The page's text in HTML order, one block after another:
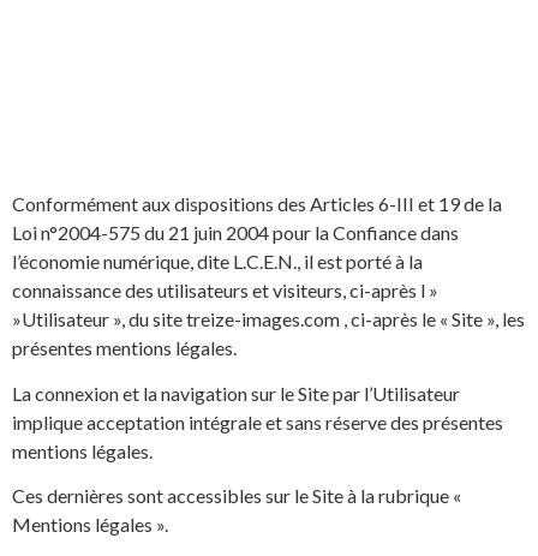
Conformément aux dispositions des Articles 6-III et 19 de la
Loi n°2004-575 du 21 juin 2004 pour la Confiance dans
l’économie numérique, dite L.C.E.N., il est porté à la
connaissance des utilisateurs et visiteurs, ci-après l »
»Utilisateur », du site treize-images.com , ci-après le « Site », les
présentes mentions légales.
La connexion et la navigation sur le Site par l’Utilisateur
implique acceptation intégrale et sans réserve des présentes
mentions légales.
Ces dernières sont accessibles sur le Site à la rubrique «
Mentions légales ».